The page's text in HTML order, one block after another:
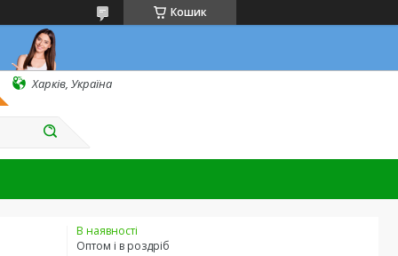
Кошик
Харків, Україна
В наявності
Оптом і в роздріб